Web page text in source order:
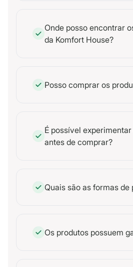
Onde posso encontrar
da Komfort House?
Posso comprar os
É possível
antes de comprar?
Quais são as formas de
Os produtos possuem